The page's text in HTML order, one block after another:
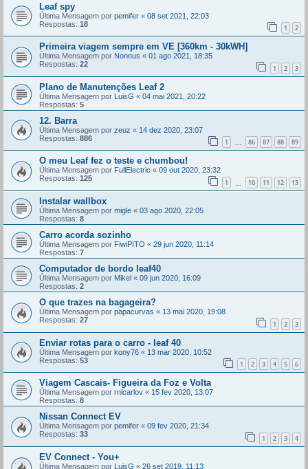
Leaf spy
Última Mensagem por pemifer « 08 set 2021, 22:03
Respostas: 18 1 2
Primeira viagem sempre em VE [360km - 30kWH]
Última Mensagem por Nonnus « 01 ago 2021, 18:35
Respostas: 22 1 2 3
Plano de Manutenções Leaf 2
Última Mensagem por LuisG « 04 mai 2021, 20:22
Respostas: 5
12. Barra
Última Mensagem por zeuz « 14 dez 2020, 23:07
Respostas: 886 1 86 87 88 89
O meu Leaf fez o teste e chumbou!
Última Mensagem por FullElectric « 09 out 2020, 23:32
Respostas: 125 1 10 11 12 13
Instalar wallbox
Última Mensagem por migle « 03 ago 2020, 22:05
Respostas: 8
Carro acorda sozinho
Última Mensagem por FiwiPITO « 29 jun 2020, 11:14
Respostas: 7
Computador de bordo leaf40
Última Mensagem por Mikel « 09 jun 2020, 16:09
Respostas: 2
O que trazes na bagageira?
Última Mensagem por papacurvas « 13 mai 2020, 19:08
Respostas: 27 1 2 3
Enviar rotas para o carro - leaf 40
Última Mensagem por kony76 « 13 mar 2020, 10:52
Respostas: 53 1 2 3 4 5 6
Viagem Cascais- Figueira da Foz e Volta
Última Mensagem por rnlcarlov « 15 fev 2020, 13:07
Respostas: 8
Nissan Connect EV
Última Mensagem por pemifer « 09 fev 2020, 21:34
Respostas: 33 1 2 3 4
EV Connect - You+
Última Mensagem por LuisG « 26 set 2019, 11:13